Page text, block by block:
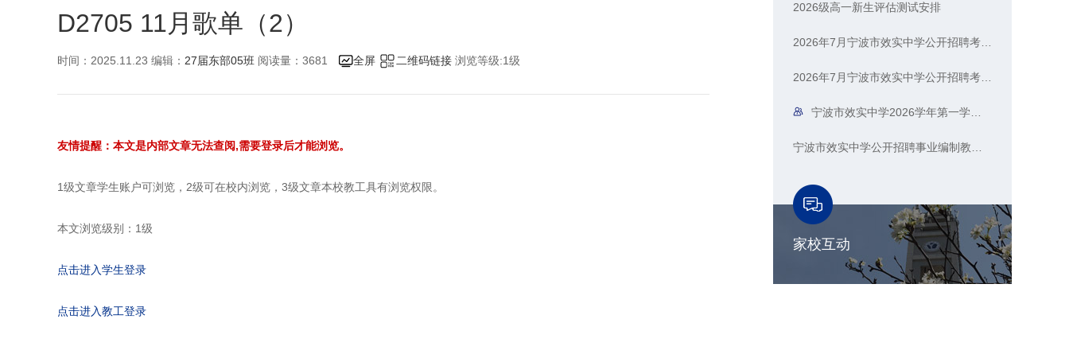
D2705 11月歌单（2）
时间：2025.11.23 编辑： 27届东部05班 阅读量：3681 全屏 二维码链接 浏览等级:1级
友情提醒：本文是内部文章无法查阅,需要登录后才能浏览。
1级文章学生账户可浏览，2级可在校内浏览，3级文章本校教工具有浏览权限。
本文浏览级别：1级
点击进入学生登录
点击进入教工登录
2026级高一新生评估测试安排
家校互动